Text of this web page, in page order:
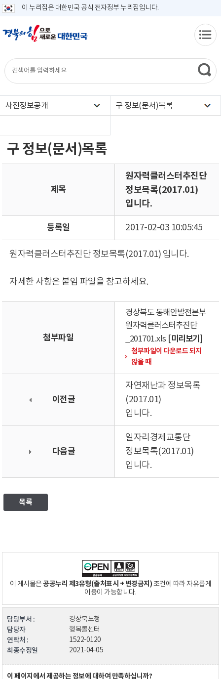
이 누리집은 대한민국 공식 전자정부 누리집입니다.
사전정보공개 구 정보(문서)목록
구 정보(문서)목록
제목
원자력클러스터추진단
정보목록(2017.01)
입니다.
등록일 2017-02-03 10:05:45
원자력클러스터추진단 정보목록(2017.01) 입니다.
자세한 사항은 붙임 파일을 참고하세요.
첨부파일
경상북도 동해안발전본부
원자력클러스터추진단
_201701.xls
[미리보기]
첨부파일이 다운로드 되지
않을 때
이전글
자연재난과 정보목록
(2017.01)
입니다.
다음글
일자리경제교통단
정보목록(2017.01)
입니다.
목록
이 게시물은공공누리 제3유형(출처표시 + 변경금지)조건에 따라 자유롭게
이용이 가능합니다.
담당부서 : 경상북도청
담당자 행복콜센터
연락처 : 1522-0120
최종수정일 2021-04-05
이 페이지에서 제공하는 정보에 대하여 만족하십니까?